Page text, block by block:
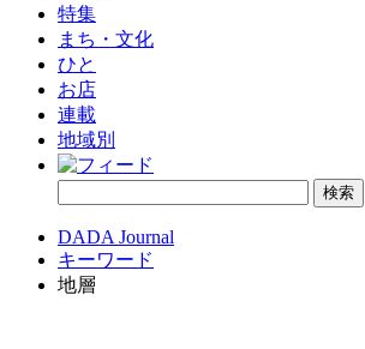
特集
まち・文化
ひと
お店
連載
地域別
DADA Journal
キーワード
地層